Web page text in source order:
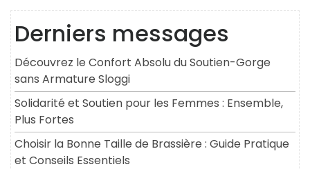
Derniers messages
Découvrez le Confort Absolu du Soutien-Gorge
sans Armature Sloggi
Solidarité et Soutien pour les Femmes : Ensemble,
Plus Fortes
Choisir la Bonne Taille de Brassière : Guide Pratique
et Conseils Essentiels